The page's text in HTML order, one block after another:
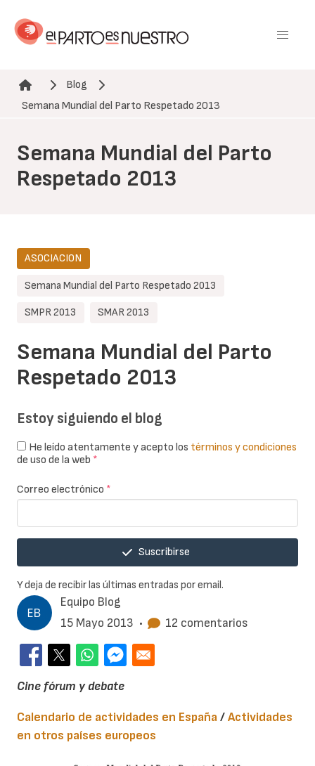
contenido
Ruta de navegación
Blog
Semana Mundial del Parto Respetado 2013
Semana Mundial del Parto
Respetado 2013
Equipo Blog
15 Mayo 2013 • 12 comentarios
Semana Mundial del Parto
Respetado 2013
ASOCIACION
Semana Mundial del Parto Respetado 2013
SMPR 2013 SMAR 2013
Cine fórum y debate
Calendario de actividades en España /Actividades
en otros países europeos
Estoy siguiendo el blog
He leído atentamente y acepto los términos y condiciones
de uso de la web *
Correo electrónico *
Suscribirse
Y deja de recibir las últimas entradas por email.